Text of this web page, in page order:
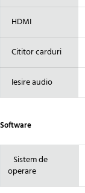
HDMI
Cititor carduri
Iesire audio
Software
Sistem de
operare